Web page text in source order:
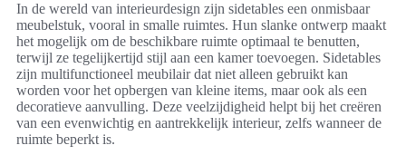
In de wereld van interieurdesign zijn sidetables een onmisbaar
meubelstuk, vooral in smalle ruimtes. Hun slanke ontwerp maakt
het mogelijk om de beschikbare ruimte optimaal te benutten,
terwijl ze tegelijkertijd stijl aan een kamer toevoegen. Sidetables
zijn multifunctioneel meubilair dat niet alleen gebruikt kan
worden voor het opbergen van kleine items, maar ook als een
decoratieve aanvulling. Deze veelzijdigheid helpt bij het creëren
van een evenwichtig en aantrekkelijk interieur, zelfs wanneer de
ruimte beperkt is.